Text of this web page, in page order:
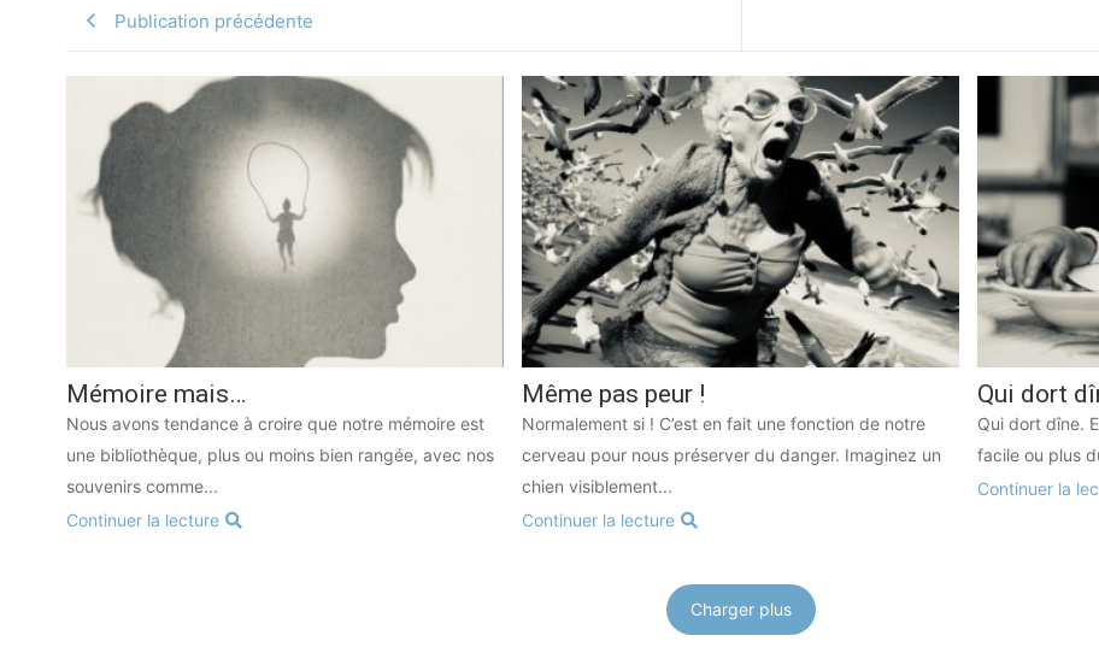
Publication précédente
Mémoire mais…
Nous avons tendance à croire que notre mémoire est
une bibliothèque, plus ou moins bien rangée, avec nos
souvenirs comme...
Continuer la lecture
Même pas peur !
Normalement si ! C’est en fait une fonction de notre
cerveau pour nous préserver du danger. Imaginez un
chien visiblement...
Continuer la lecture
Qui dort
Qui dort dîne.
facile ou plus
Continuer la
Charger plus